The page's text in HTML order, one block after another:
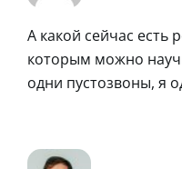
А какой сейчас есть
которым можно
одни пустозвоны, я